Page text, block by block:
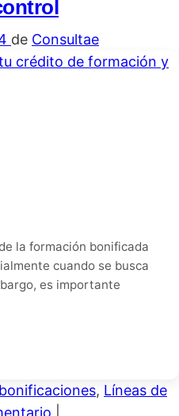
de Consultae
la formación bonificada
cuando se busca
es importante
, Líneas de